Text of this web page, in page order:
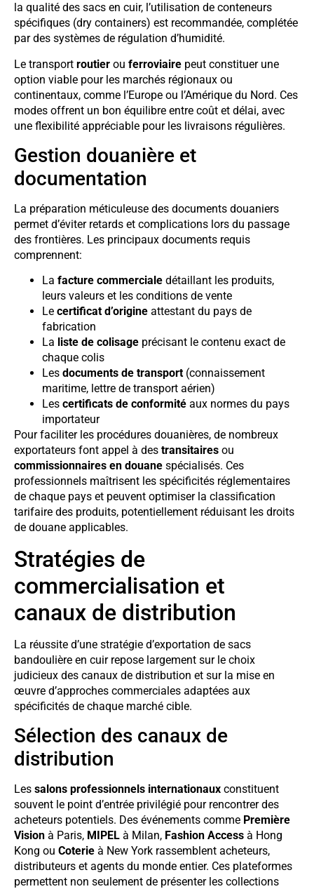
la qualité des sacs en cuir, l’utilisation de conteneurs
spécifiques (dry containers) est recommandée, complétée
par des systèmes de régulation d’humidité.
Le transport routier ou ferroviaire peut constituer une
option viable pour les marchés régionaux ou
continentaux, comme l’Europe ou l’Amérique du Nord. Ces
modes offrent un bon équilibre entre coût et délai, avec
une flexibilité appréciable pour les livraisons régulières.
Gestion douanière et
documentation
La préparation méticuleuse des documents douaniers
permet d’éviter retards et complications lors du passage
des frontières. Les principaux documents requis
comprennent:
La facture commerciale détaillant les produits,
leurs valeurs et les conditions de vente
Le certificat d’origine attestant du pays de
fabrication
La liste de colisage précisant le contenu exact de
chaque colis
Les documents de transport (connaissement
maritime, lettre de transport aérien)
Les certificats de conformité aux normes du pays
importateur
Pour faciliter les procédures douanières, de nombreux
exportateurs font appel à des transitaires ou
commissionnaires en douane spécialisés. Ces
professionnels maîtrisent les spécificités réglementaires
de chaque pays et peuvent optimiser la classification
tarifaire des produits, potentiellement réduisant les droits
de douane applicables.
Stratégies de
commercialisation et
canaux de distribution
La réussite d’une stratégie d’exportation de sacs
bandoulière en cuir repose largement sur le choix
judicieux des canaux de distribution et sur la mise en
œuvre d’approches commerciales adaptées aux
spécificités de chaque marché cible.
Sélection des canaux de
distribution
Les salons professionnels internationaux constituent
souvent le point d’entrée privilégié pour rencontrer des
acheteurs potentiels. Des événements comme Première
Vision à Paris, MIPEL à Milan, Fashion Access à Hong
Kong ou Coterie à New York rassemblent acheteurs,
distributeurs et agents du monde entier. Ces plateformes
permettent non seulement de présenter les collections